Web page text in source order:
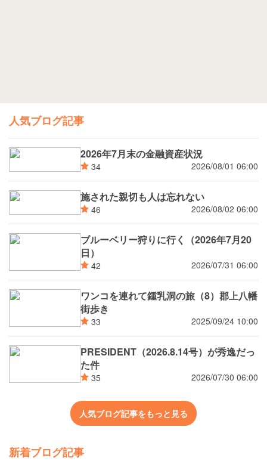
人気ブログ記事
2026年7月末の金融資産状況
34 2026/08/01 06:00
施された親切も人は忘れない
46 2026/08/02 06:00
ブルーベリー狩りに行く（2026年7月20
日）
42 2026/07/31 06:00
ワンコを連れて鍾乳洞の旅（8）郡上八幡
街歩き
33 2025/09/24 10:00
PRESIDENT（2026.8.14号）が秀逸だっ
た件
35 2026/07/30 06:00
人気ブログ記事をもっと見る
新着ブログ記事